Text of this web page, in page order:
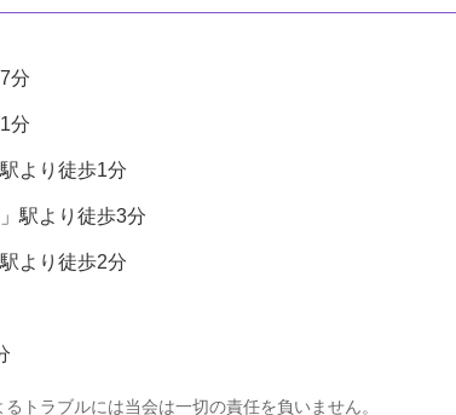
分
分
より徒歩1分
駅より徒歩3分
より徒歩2分
トラブルには当会は一切の責任を負いません。